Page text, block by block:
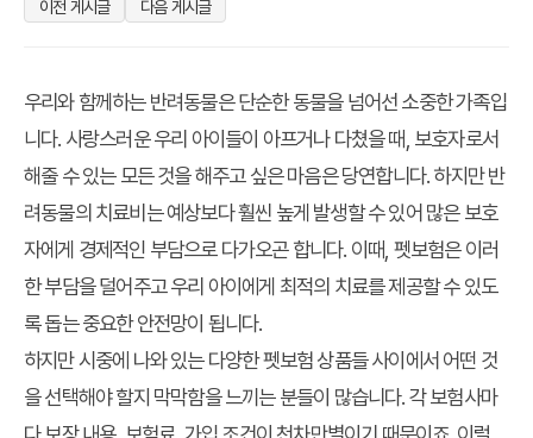
이전 게시글
다음 게시글
우리와 함께하는 반려동물은 단순한 동물을 넘어선 소중한 가족입
니다. 사랑스러운 우리 아이들이 아프거나 다쳤을 때, 보호자로서
해줄 수 있는 모든 것을 해주고 싶은 마음은 당연합니다. 하지만 반
려동물의 치료비는 예상보다 훨씬 높게 발생할 수 있어 많은 보호
자에게 경제적인 부담으로 다가오곤 합니다. 이때, 펫보험은 이러
한 부담을 덜어주고 우리 아이에게 최적의 치료를 제공할 수 있도
록 돕는 중요한 안전망이 됩니다.
하지만 시중에 나와 있는 다양한 펫보험 상품들 사이에서 어떤 것
을 선택해야 할지 막막함을 느끼는 분들이 많습니다. 각 보험사마